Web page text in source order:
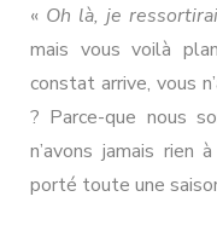
« Oh là, je
mais vous voilà
constat arrive, vous
? Parce-que nous
n’avons jamais rien
porté toute une